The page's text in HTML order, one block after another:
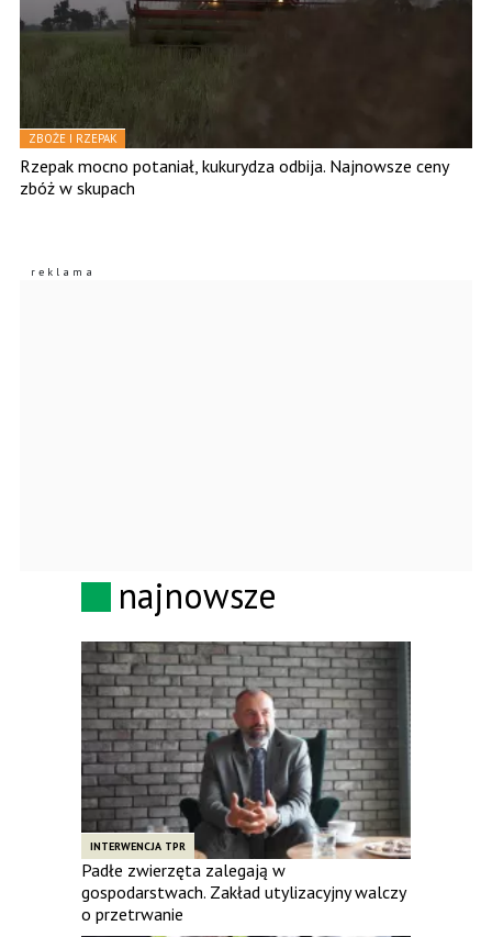
ZBOŻE I RZEPAK
Rzepak mocno potaniał, kukurydza odbija. Najnowsze ceny
zbóż w skupach
najnowsze
INTERWENCJA TPR
Padłe zwierzęta zalegają w
gospodarstwach. Zakład utylizacyjny walczy
o przetrwanie